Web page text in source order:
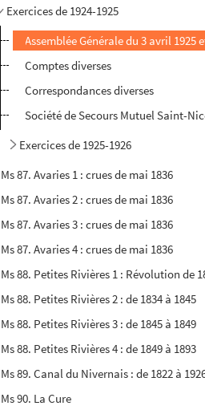
Exercices de 1924-1925
Assemblée Générale du 3 avril
Comptes diverses
Correspondances diverses
Société de Secours Mutuel Saint-
Exercices de 1925-1926
Ms 87. Avaries 1 : crues de mai 1836
Ms 87. Avaries 2 : crues de mai 1836
Ms 87. Avaries 3 : crues de mai 1836
Ms 87. Avaries 4 : crues de mai 1836
Ms 88. Petites Rivières 1 : Révolution de
Ms 88. Petites Rivières 2 : de 1834 à 1845
Ms 88. Petites Rivières 3 : de 1845 à 1849
Ms 88. Petites Rivières 4 : de 1849 à 1893
Ms 89. Canal du Nivernais : de 1822 à
Ms 90. La Cure